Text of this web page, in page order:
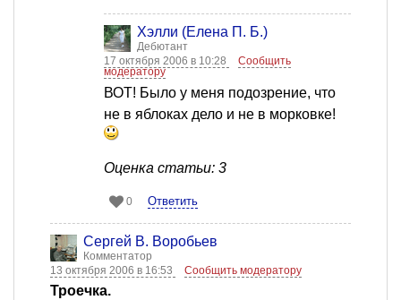
Хэлли (Елена П. Б.)
Дебютант
17 октября 2006 в 10:28
Сообщить
модератору
ВОТ! Было у меня подозрение, что
не в яблоках дело и не в морковке!
Оценка статьи: 3
0 Ответить
Сергей В. Воробьев
Комментатор
13 октября 2006 в 16:53
Сообщить модератору
Троечка.